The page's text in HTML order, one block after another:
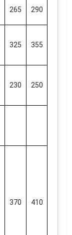
265 290
325 355
230 250
370 410